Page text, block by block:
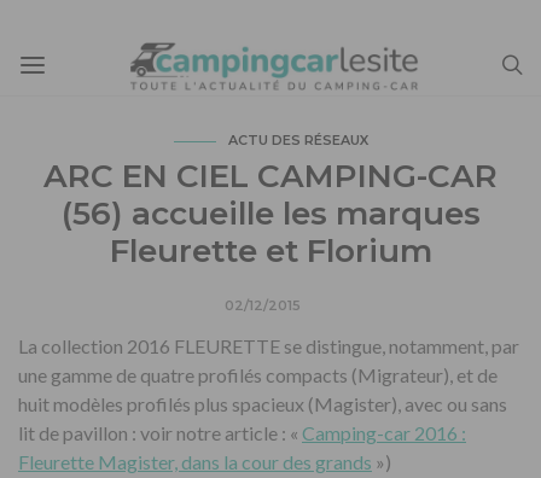
ACTU DES RÉSEAUX
ARC EN CIEL CAMPING-CAR
(56) accueille les marques
Fleurette et Florium
02/12/2015
La collection 2016 FLEURETTE se distingue, notamment, par
une gamme de quatre profilés compacts (Migrateur), et de
huit modèles profilés plus spacieux (Magister), avec ou sans
lit de pavillon : voir notre article : « Camping-car 2016 :
Fleurette Magister, dans la cour des grands »)